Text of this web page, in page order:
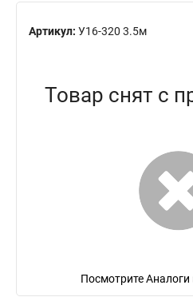
Артикул: У16-320 3.5м
Товар снят с
Посмотрите